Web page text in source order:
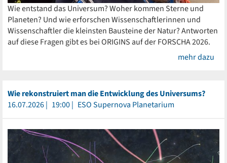
Wie entstand das Universum? Woher kommen Sterne und
Planeten? Und wie erforschen Wissenschaftlerinnen und
Wissenschaftler die kleinsten Bausteine der Natur? Antworten
auf diese Fragen gibt es bei ORIGINS auf der FORSCHA 2026.
mehr dazu
Wie rekonstruiert man die Entwicklung des Universums?
16.07.2026
19:00 ESO Supernova Planetarium